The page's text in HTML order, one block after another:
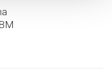
„Informacje o